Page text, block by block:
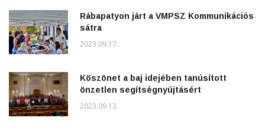
Rábapatyon járt a VMPSZ Kommunikációs
sátra
2023.09.17.
Köszönet a baj idejében tanúsított
önzetlen segítségnyújtásért
2023.09.13.